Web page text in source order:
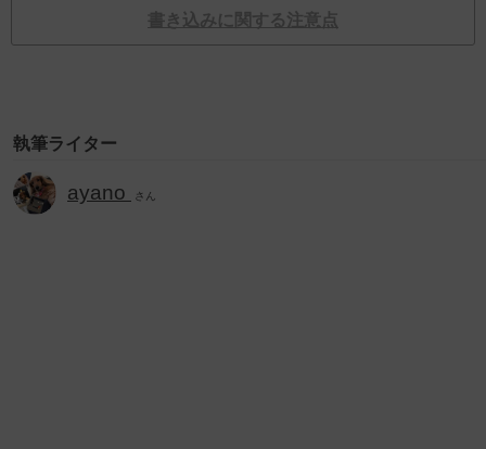
書き込みに関する注意点
執筆ライター
ayano さん